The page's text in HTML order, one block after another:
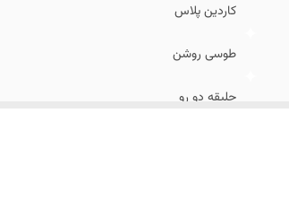
کاردین پلاس
طوسی روشن
جلیقه دو رو